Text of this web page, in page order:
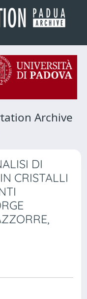
Archive
DI
CRISTALLI